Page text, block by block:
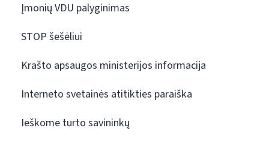
Įmonių VDU palyginimas
STOP šešėliui
Krašto apsaugos ministerijos informacija
Interneto svetainės atitikties paraiška
Ieškome turto savininkų